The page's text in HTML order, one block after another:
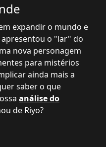
expandir o mundo e
apresentou o "lar" do
nova personagem
para mistérios
ainda mais a
saber o que
análise do
de Riyo?